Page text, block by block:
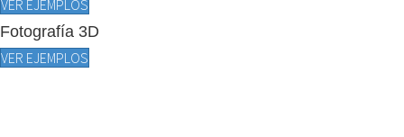
VER EJEMPLOS
Fotografía 3D
VER EJEMPLOS